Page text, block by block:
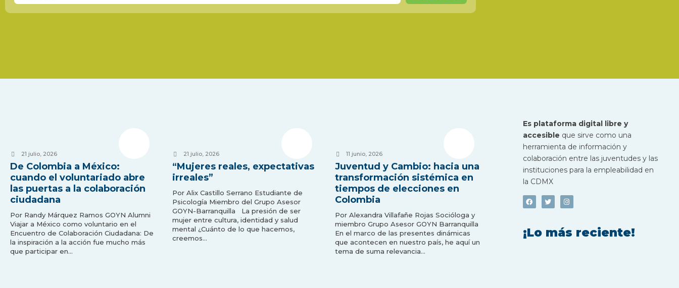
21 julio, 2026
De Colombia a México:
cuando el voluntariado abre
las puertas a la colaboración
ciudadana
Por Randy Márquez Ramos GOYN Alumni
Viajar a México como voluntario en el
Encuentro de Colaboración Ciudadana: De
la inspiración a la acción fue mucho más
que participar en…
21 julio, 2026
“Mujeres reales, expectativas
irreales”
Por Alix Castillo Serrano Estudiante de
Psicología Miembro del Grupo Asesor
GOYN-Barranquilla La presión de ser
mujer entre cultura, identidad y salud
mental ¿Cuánto de lo que hacemos,
creemos…
11 junio, 2026
Juventud y Cambio: hacia una
transformación sistémica en
tiempos de elecciones en
Colombia
Por Alexandra Villafañe Rojas Socióloga y
miembro Grupo Asesor GOYN Barranquilla
En el marco de las presentes dinámicas
que acontecen en nuestro país, he aquí un
tema de suma relevancia…
Es plataforma digital libre y
accesible que sirve como una
herramienta de información y
colaboración entre las juventudes y las
instituciones para la empleabilidad en
la CDMX
¡Lo más reciente!